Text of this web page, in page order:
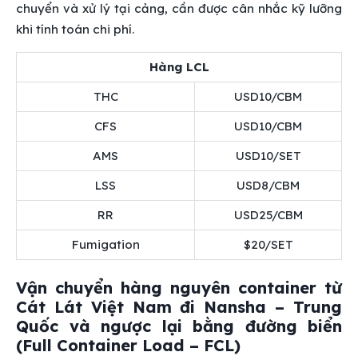
chuyển và xử lý tại cảng, cần được cân nhắc kỹ lưỡng
khi tính toán chi phí.
Hàng LCL
THC
USD10/CBM
CFS
USD10/CBM
AMS
USD10/SET
LSS
USD8/CBM
RR
USD25/CBM
Fumigation
$20/SET
Vận chuyển hàng nguyên container từ
Cát Lát Việt Nam đi Nansha – Trung
Quốc và ngược lại bằng đường biển
(Full Container Load – FCL)